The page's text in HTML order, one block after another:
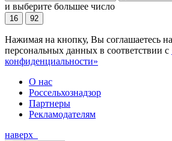
и выберите большее число
16 92
Нажимая на кнопку, Вы соглашаетесь
персональных данных в соответствии с
конфиденциальности»
О нас
Россельхознадзор
Партнеры
Рекламодателям
наверх